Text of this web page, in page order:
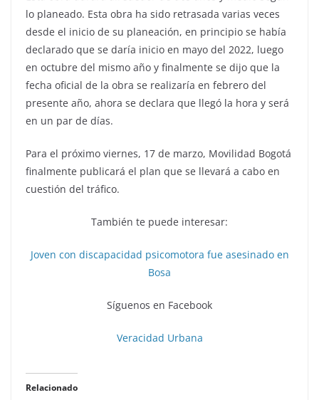
lo planeado. Esta obra ha sido retrasada varias veces
desde el inicio de su planeación, en principio se había
declarado que se daría inicio en mayo del 2022, luego
en octubre del mismo año y finalmente se dijo que la
fecha oficial de la obra se realizaría en febrero del
presente año, ahora se declara que llegó la hora y será
en un par de días.
Para el próximo viernes, 17 de marzo, Movilidad Bogotá
finalmente publicará el plan que se llevará a cabo en
cuestión del tráfico.
También te puede interesar:
Joven con discapacidad psicomotora fue asesinado en
Bosa
Síguenos en Facebook
Veracidad Urbana
Relacionado